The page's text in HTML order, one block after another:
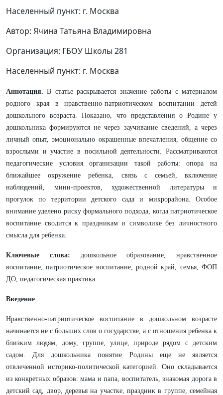
Населенный пункт: г. Москва
Автор: Ячина Татьяна Владимировна
Организация: ГБОУ Школы 281
Населенный пункт: г. Москва
Аннотация.В статье раскрывается значение работы с материалом
родного края в нравственно-патриотическом воспитании детей
дошкольного возраста. Показано, что представления о Родине у
дошкольника формируются не через заучивание сведений, а через
личный опыт, эмоционально окрашенные впечатления, общение со
взрослыми и участие в посильной деятельности. Рассматриваются
педагогические условия организации такой работы: опора на
ближайшее окружение ребенка, связь с семьей, включение
наблюдений, мини-проектов, художественной литературы и
прогулок по территории детского сада и микрорайона. Особое
внимание уделено риску формального подхода, когда патриотическое
воспитание сводится к праздникам и символике без личностного
смысла для ребенка.
Ключевые слова: дошкольное образование, нравственное
воспитание, патриотическое воспитание, родной край, семья, ФОП
ДО, педагогическая практика.
Введение
Нравственно-патриотическое воспитание в дошкольном возрасте
начинается не с больших слов о государстве, а с отношения ребенка к
близким людям, дому, группе, улице, природе рядом с детским
садом. Для дошкольника понятие Родины еще не является
отвлеченной историко-политической категорией. Оно складывается
из конкретных образов: мама и папа, воспитатель, знакомая дорога в
детский сад, двор, деревья на участке, праздник в группе, семейная